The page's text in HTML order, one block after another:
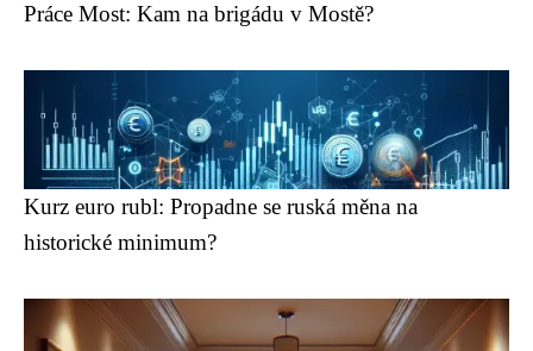
Práce Most: Kam na brigádu v Mostě?
Kurz euro rubl: Propadne se ruská měna na
historické minimum?